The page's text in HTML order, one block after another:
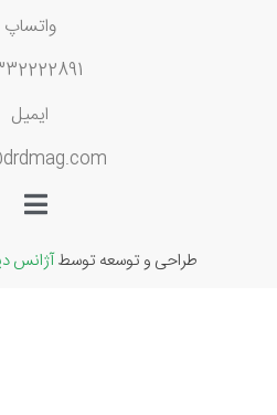
واتساپ
ایمیل
طراحی و توسعه توسطآژانس